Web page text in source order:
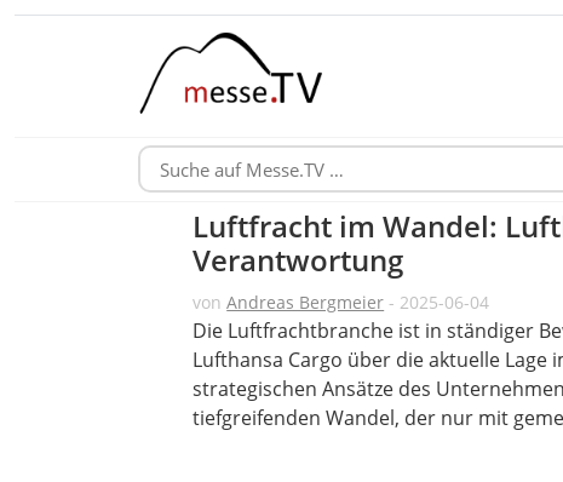
Luftfracht im Wandel:
Verantwortung
vonAndreas Bergmeier - 2025-06-04
Die Luftfrachtbranche ist in ständiger
Lufthansa Cargo über die aktuelle
strategischen Ansätze des
tiefgreifenden Wandel, der nur mit